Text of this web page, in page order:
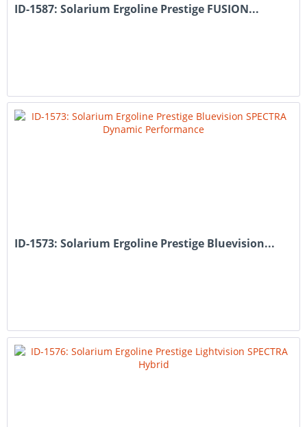
ID-1587: Solarium Ergoline Prestige FUSION...
ID-1573: Solarium Ergoline Prestige Bluevision...